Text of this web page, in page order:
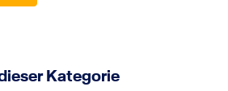
Kategorie